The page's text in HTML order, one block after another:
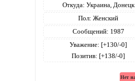
Откуда: Украина, Донецк
Пол: Женский
Сообщений: 1987
Уважение: [+130/-0]
Позитив: [+138/-0]